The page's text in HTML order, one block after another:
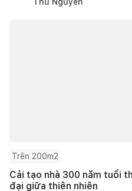
Trên 200m2
Cải tạo nhà 300 năm tuổi
đại giữa thiên nhiên